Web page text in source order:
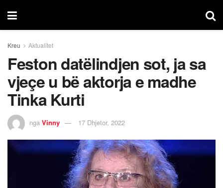
Kreu Aktualitet
Feston datëlindjen sot, ja sa
vjeçe u bë aktorja e madhe
Tinka Kurti
nga Vinny 17 Dhjetor, 2022